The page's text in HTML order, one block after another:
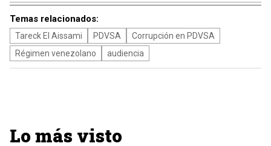
Temas relacionados:
Tareck El Aissami PDVSA
Corrupción en PDVSA
Régimen venezolano
audiencia
Lo más visto